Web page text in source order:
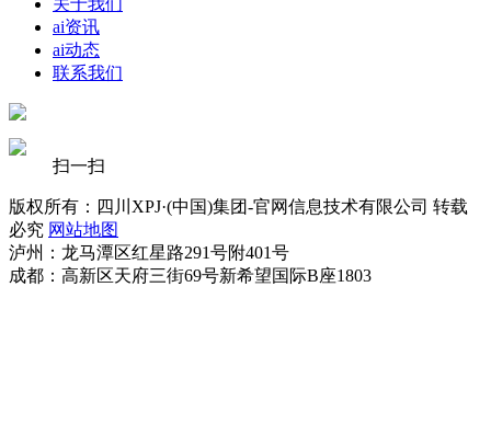
关于我们
ai资讯
ai动态
联系我们
扫一扫
版权所有：四川XPJ·(中国)集团-官网信息技术有限公司 转载
必究 网站地图
泸州：龙马潭区红星路291号附401号
成都：高新区天府三街69号新希望国际B座1803